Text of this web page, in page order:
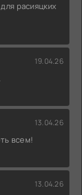
расияцких
19.04.26
13.04.26
всем!
13.04.26